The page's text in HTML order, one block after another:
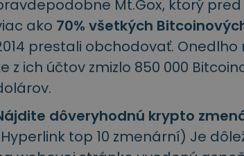
Mt.Gox, ktorý
ako 70% všetkých
prestali obchodovať.
z ich účtov zmizlo 850 000
dôveryhodnú krypto
top 10 zmenární) Je